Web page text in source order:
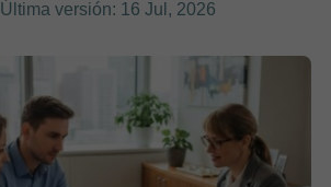
Última versión: 16 Jul, 2026